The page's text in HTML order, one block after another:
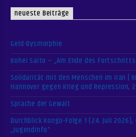
neueste Beiträge
Geld-Dysmorphie
Kohei Saito – „Am Ende des
Solidarität mit den Menschen im Iran |
Hannover gegen Krieg und Repression,
Sprache der Gewalt
Durchblick Kongo-Folge 1 (24. Juli
„Jugendinfo“